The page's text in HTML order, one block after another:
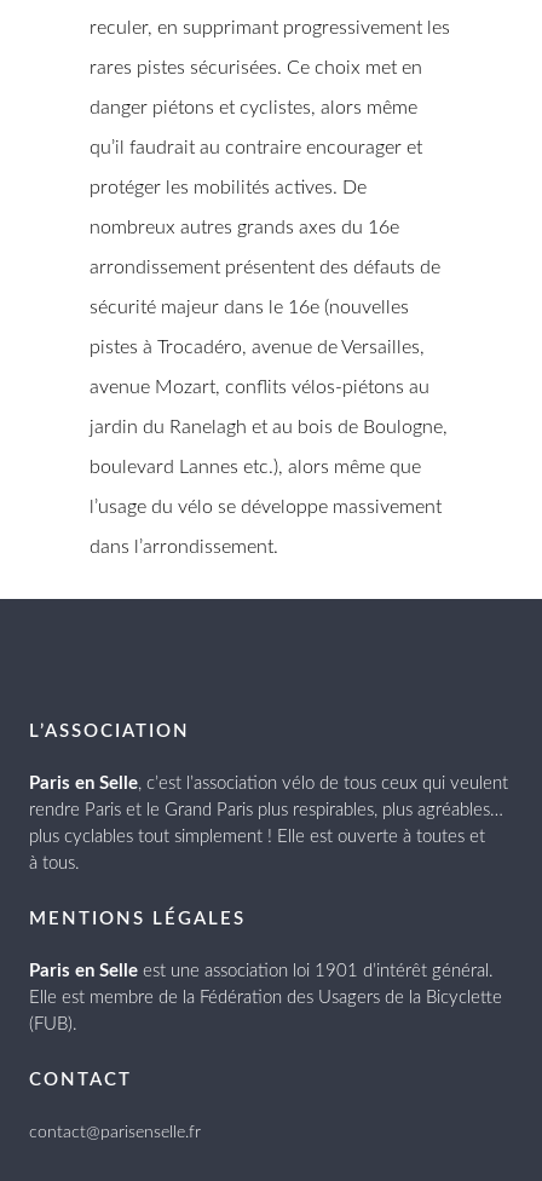
reculer, en supprimant progressivement les
rares pistes sécurisées. Ce choix met en
danger piétons et cyclistes, alors même
qu’il faudrait au contraire encourager et
protéger les mobilités actives. De
nombreux autres grands axes du 16e
arrondissement présentent des défauts de
sécurité majeur dans le 16e (nouvelles
pistes à Trocadéro, avenue de Versailles,
avenue Mozart, conflits vélos-piétons au
jardin du Ranelagh et au bois de Boulogne,
boulevard Lannes etc.), alors même que
l’usage du vélo se développe massivement
dans l’arrondissement.
L’ASSOCIATION
Paris en Selle, c’est l’association vélo de tous ceux qui veulent
rendre Paris et le Grand Paris plus respirables, plus agréables…
plus cyclables tout simplement ! Elle est ouverte à toutes et
à tous.
MENTIONS LÉGALES
Paris en Selle est une association loi 1901 d’intérêt général.
Elle est membre de la Fédération des Usagers de la Bicyclette
(FUB).
CONTACT
contact@parisenselle.fr